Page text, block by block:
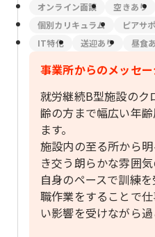
オンライン面談 空きあり
個別カリキュラム
ピアサ
IT特化
送迎あり 昼食
事業所からのメッセ
就労継続B型施設のク
齢の方まで幅広い年
ます。
施設内の至る所から
き交う朗らかな雰囲気
自身のペースで訓練
職作業をすることで
い影響を受けながら過